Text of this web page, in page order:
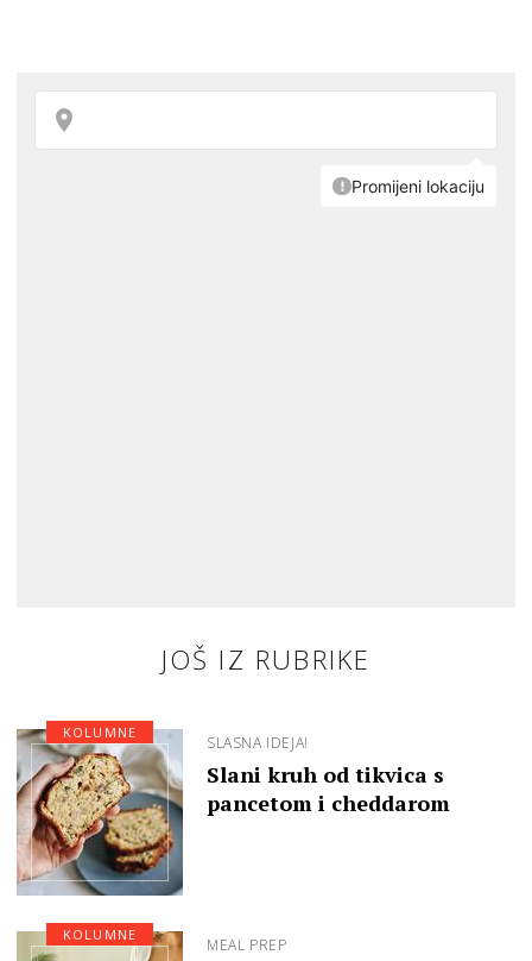
JOŠ IZ RUBRIKE
SLASNA IDEJA!
Slani kruh od tikvica s
pancetom i cheddarom
KOLUMNE
MEAL PREP
KOLUMNE